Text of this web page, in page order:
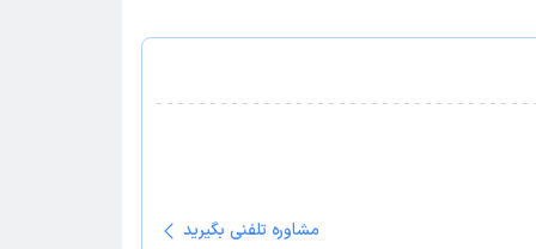
مشاوره تلفنی بگیرید